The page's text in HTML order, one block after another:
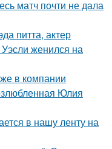
матч почти не дала
питта, актер
женился на
в компании
Юлия
в нашу ленту на